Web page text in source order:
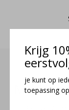
Krijg
je kunt op
toepassing
Meld je